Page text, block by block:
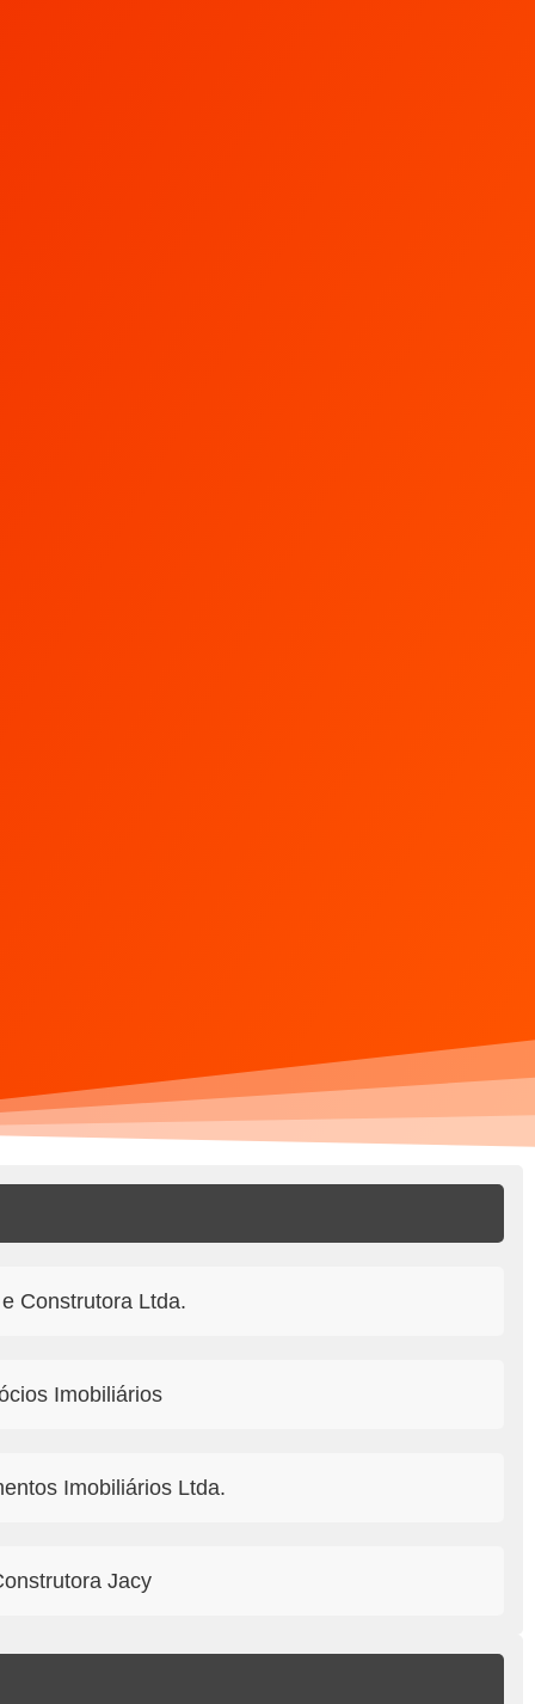
Construtora Ltda.
Imobiliários
Imobiliários Ltda.
Jacy